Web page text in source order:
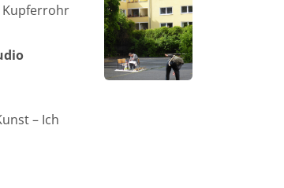
Kupferrohr
– Ich